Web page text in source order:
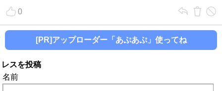
0
[PR]アップローダー「あぷあぷ」使ってね
レスを投稿
名前